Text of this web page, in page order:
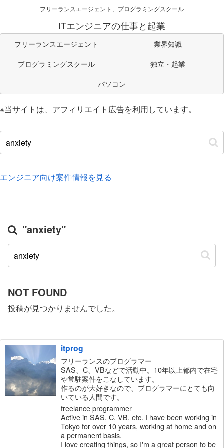
フリーランスエージェント、プログラミングスクール
ITエンジニアの仕事と起業
フリーランスエージェント
業界知識
プログラミングスクール
独立・起業
パソコン
※当サイトは、アフィリエイト広告を利用しています。
エンジニア向け案件情報を見る
"anxiety"
NOT FOUND
投稿が見つかりませんでした。
itprog
フリーランスのプログラマー
SAS、C、VBなどで活動中。10年以上都内で在宅
や常駐案件をこなしています。
作るのが大好きなので、プログラマーにとても向
いている人間です。
freelance programmer
Active in SAS, C, VB, etc. I have been working in
Tokyo for over 10 years, working at home and on
a permanent basis.
I love creating things, so I'm a great person to be